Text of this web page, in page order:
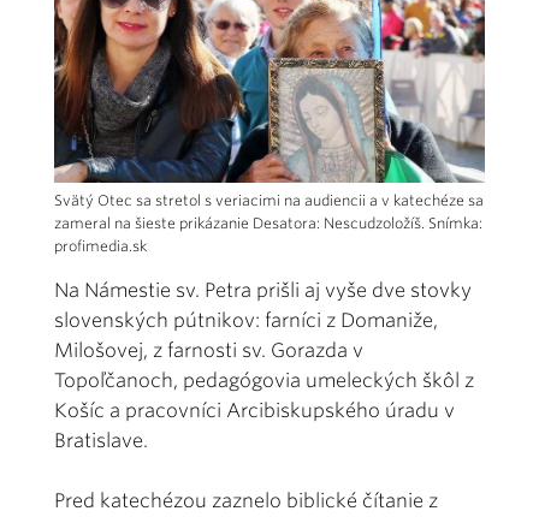
Svätý Otec sa stretol s veriacimi na audiencii a v katechéze sa
zameral na šieste prikázanie Desatora: Nescudzoložíš. Snímka:
profimedia.sk
Na Námestie sv. Petra prišli aj vyše dve stovky
slovenských pútnikov: farníci z Domaniže,
Milošovej, z farnosti sv. Gorazda v
Topoľčanoch, pedagógovia umeleckých škôl z
Košíc a pracovníci Arcibiskupského úradu v
Bratislave.
Pred katechézou zaznelo biblické čítanie z